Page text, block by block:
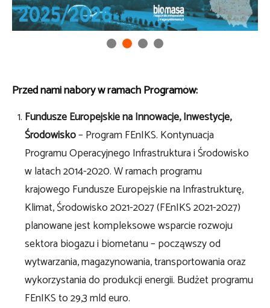
Przed nami nabory w ramach Programów:
Fundusze Europejskie na Innowacje, Inwestycje,
Środowisko– Program FEnIKS. Kontynuacja
Programu Operacyjnego Infrastruktura i Środowisko
w latach 2014-2020. W ramach programu
krajowego Fundusze Europejskie na Infrastrukturę,
Klimat, Środowisko 2021-2027 (FEnIKS 2021-2027)
planowane jest kompleksowe wsparcie rozwoju
sektora biogazu i biometanu – począwszy od
wytwarzania, magazynowania, transportowania oraz
wykorzystania do produkcji energii. Budżet programu
FEnIKS to 29,3 mld euro.